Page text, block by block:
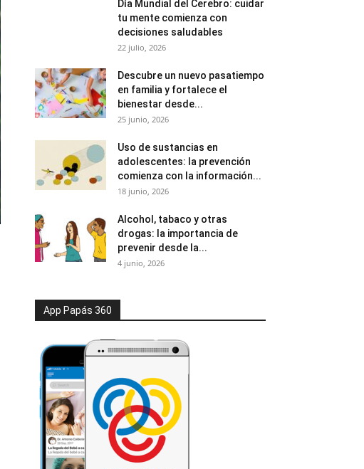
Día Mundial del Cerebro: cuidar
tu mente comienza con
decisiones saludables
22 julio, 2026
Descubre un nuevo pasatiempo
en familia y fortalece el
bienestar desde...
25 junio, 2026
Uso de sustancias en
adolescentes: la prevención
comienza con la información...
18 junio, 2026
Alcohol, tabaco y otras
drogas: la importancia de
prevenir desde la...
4 junio, 2026
App Papás 360